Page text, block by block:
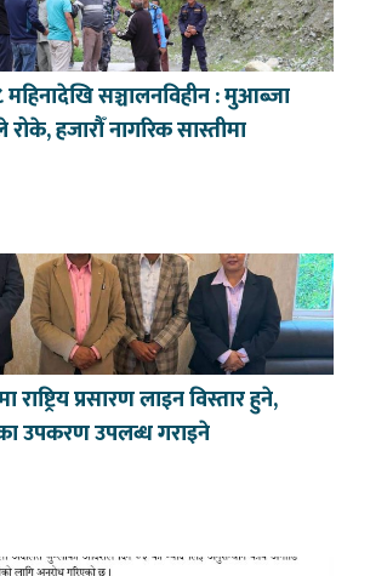
सञ्चालनविहीन : मुआब्जा
हजारौँ नागरिक सास्तीमा
प्रसारण लाइन विस्तार हुने,
उपकरण उपलब्ध गराइने